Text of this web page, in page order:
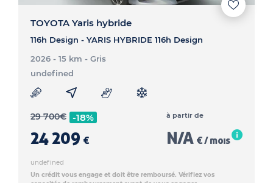
TOYOTA Yaris hybride
116h Design - YARIS HYBRIDE 116h Design
2026 - 15 km - Gris
undefined
29 700€ -18%
24 209 €
à partir de
N/A € / mois
undefined
Un crédit vous engage et doit être remboursé. Vérifiez vos